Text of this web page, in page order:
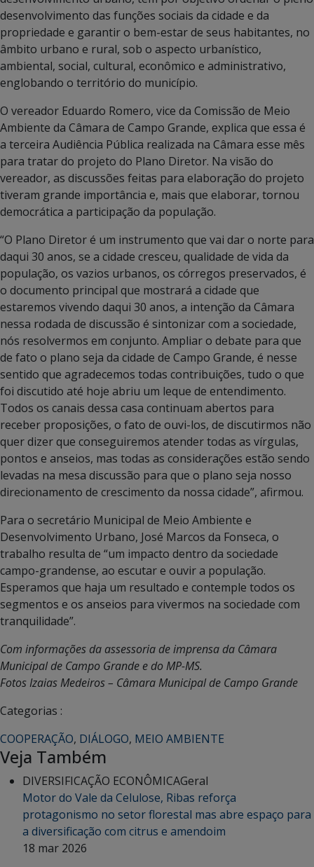
desenvolvimento das funções sociais da cidade e da
propriedade e garantir o bem-estar de seus habitantes, no
âmbito urbano e rural, sob o aspecto urbanístico,
ambiental, social, cultural, econômico e administrativo,
englobando o território do município.
O vereador Eduardo Romero, vice da Comissão de Meio
Ambiente da Câmara de Campo Grande, explica que essa é
a terceira Audiência Pública realizada na Câmara esse mês
para tratar do projeto do Plano Diretor. Na visão do
vereador, as discussões feitas para elaboração do projeto
tiveram grande importância e, mais que elaborar, tornou
democrática a participação da população.
“O Plano Diretor é um instrumento que vai dar o norte para
daqui 30 anos, se a cidade cresceu, qualidade de vida da
população, os vazios urbanos, os córregos preservados, é
o documento principal que mostrará a cidade que
estaremos vivendo daqui 30 anos, a intenção da Câmara
nessa rodada de discussão é sintonizar com a sociedade,
nós resolvermos em conjunto. Ampliar o debate para que
de fato o plano seja da cidade de Campo Grande, é nesse
sentido que agradecemos todas contribuições, tudo o que
foi discutido até hoje abriu um leque de entendimento.
Todos os canais dessa casa continuam abertos para
receber proposições, o fato de ouvi-los, de discutirmos não
quer dizer que conseguiremos atender todas as vírgulas,
pontos e anseios, mas todas as considerações estão sendo
levadas na mesa discussão para que o plano seja nosso
direcionamento de crescimento da nossa cidade”, afirmou.
Para o secretário Municipal de Meio Ambiente e
Desenvolvimento Urbano, José Marcos da Fonseca, o
trabalho resulta de “um impacto dentro da sociedade
campo-grandense, ao escutar e ouvir a população.
Esperamos que haja um resultado e contemple todos os
segmentos e os anseios para vivermos na sociedade com
tranquilidade”.
Com informações da assessoria de imprensa da Câmara
Municipal de Campo Grande e do MP-MS.
Fotos Izaias Medeiros – Câmara Municipal de Campo Grande
Categorias :
COOPERAÇÃO, DIÁLOGO, MEIO AMBIENTE
Veja Também
DIVERSIFICAÇÃO ECONÔMICAGeral
Motor do Vale da Celulose, Ribas reforça
protagonismo no setor florestal mas abre espaço para
a diversificação com citrus e amendoim
18 mar 2026